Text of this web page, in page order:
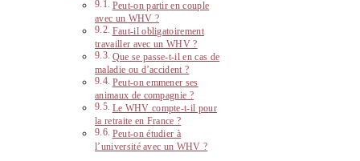
Peut-on partir en couple
avec un WHV ?
Faut-il obligatoirement
travailler avec un WHV ?
Que se passe-t-il en cas de
maladie ou d’accident ?
Peut-on emmener ses
animaux de compagnie ?
Le WHV compte-t-il pour
la retraite en France ?
Peut-on étudier à
l’université avec un WHV ?